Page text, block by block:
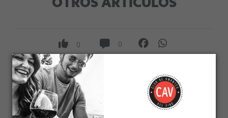
OTROS ARTÍCULOS
0 0
NO EXISTEN COMENTARIOS